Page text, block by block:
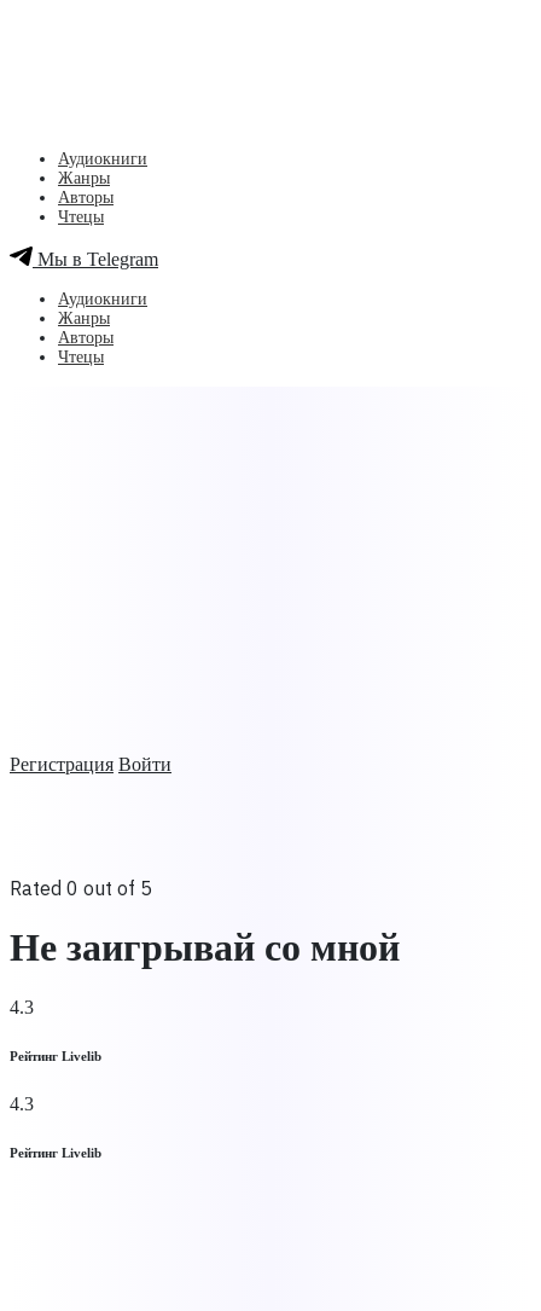
Регистрация Войти
Аудиокниги
Жанры
Авторы
Чтецы
Мы в Telegram
Аудиокниги
Жанры
Авторы
Чтецы
Rated 0 out of 5
Не заигрывай со мной
4.3
Рейтинг Livelib
4.3
Рейтинг Livelib